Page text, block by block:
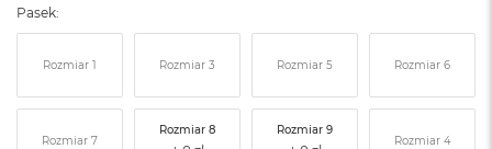
Pasek:
Rozmiar 1 Rozmiar 3 Rozmiar 5 Rozmiar 6
Rozmiar 7
Rozmiar 8 Rozmiar 9
Rozmiar 4